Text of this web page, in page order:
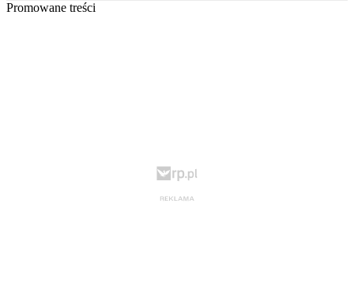
Promowane treści